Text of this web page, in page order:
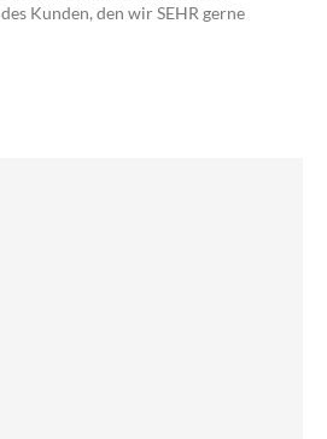
Kunden, den wir SEHR gerne